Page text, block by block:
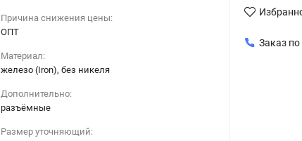
Причина снижения цены:
ОПТ
Материал:
железо (Iron), без никеля
Дополнительно:
разъёмные
Размер уточняющий:
Заказ по